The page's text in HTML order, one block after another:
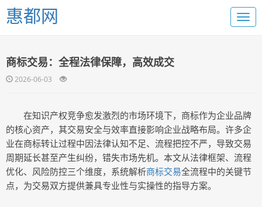
惠都网
商标交易：全程法律保障，高效成交
2026-06-03
在知识产权竞争愈发激烈的市场环境下，商标作为企业品牌
的核心资产，其交易安全与效率直接影响企业战略布局。许多企
业在商标转让过程中因法律认知不足、流程把控不严，导致交易
周期延长甚至产生纠纷，错失市场先机。本文从法律框架、流程
优化、风险防控三个维度，系统解析商标交易全流程中的关键节
点，为交易双方提供兼具专业性与实操性的指导方案。